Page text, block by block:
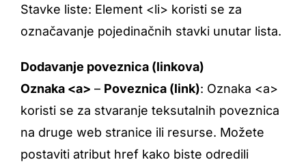
Stavke liste: Element <li> koristi se za
označavanje pojedinačnih stavki unutar lista.
Dodavanje poveznica (linkova)
Oznaka <a> – Poveznica (link): Oznaka <a>
koristi se za stvaranje teksutalnih poveznica
na druge web stranice ili resurse. Možete
postaviti atribut href kako biste odredili